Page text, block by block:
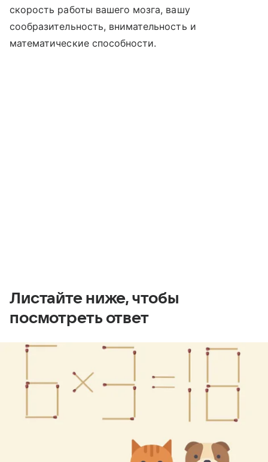
скорость работы вашего мозга, вашу
сообразительность, внимательность и
математические способности.
Листайте ниже, чтобы
посмотреть ответ